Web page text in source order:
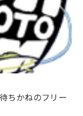
ちかねのフリー